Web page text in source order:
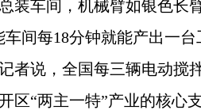
装车间，机械臂如银色
车间每18分钟就能产出一
者说，全国每三辆电动搅
区“两主一特”产业的核心